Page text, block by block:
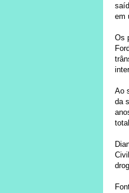
em
Os
Ao
da